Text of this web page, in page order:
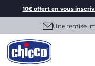
10€ offert en vous
Une remise